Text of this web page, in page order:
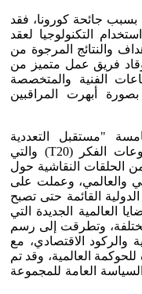
جائحة كورونا، فقد
التكنولوجيا لعقد
والنتائج المرجوة من
فريق عمل متميز من
الفنية والمتخصصة
أبهرت المراقبين
"مستقبل التعددية
والحوكمة العالمية " وهي إحدى مجموعات الفكر (T20) والتي
النقاشية حول
والعالمي، وعملت على
القائمة حتى تصبح
العالمية الجديدة التي
وتطرقت إلى رسم
والركود الاقتصادي، مع
العالمية، وقد تم
العامة للمجموعة